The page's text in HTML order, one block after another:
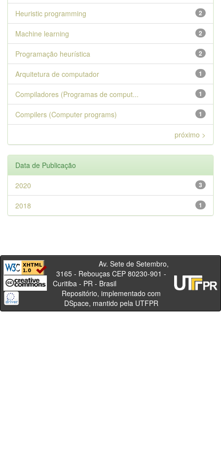
2
Heuristic programming
2
Machine learning
2
Programação heurística
1
Arquitetura de computador
1
Compiladores (Programas de comput...
1
Compilers (Computer programs)
próximo >
Data de Publicação
3
2020
1
2018
Av. Sete de Setembro,
3165 - Rebouças CEP 80230-901 -
Curitiba - PR - Brasil
Repositório, implementado com
DSpace, mantido pela UTFPR